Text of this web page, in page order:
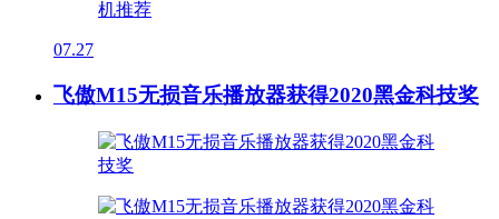
07.27
飞傲M15无损音乐播放器获得2020黑金科技奖